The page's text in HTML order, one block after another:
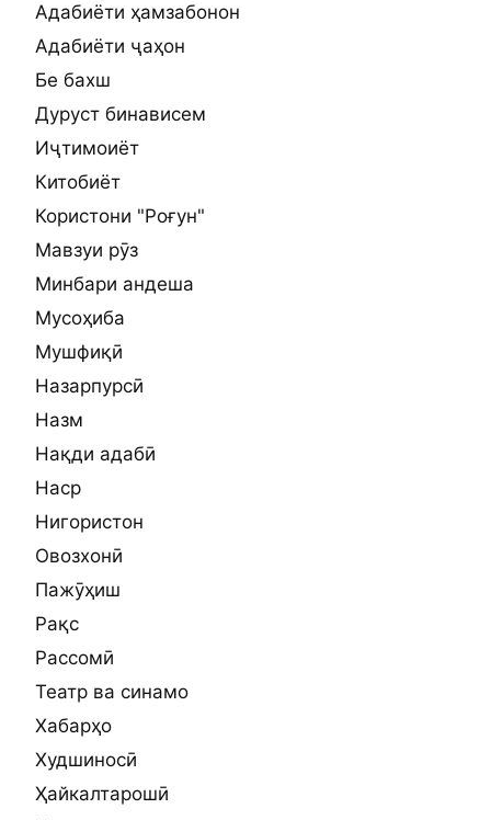
Адабиёти ҳамзабонон
Адабиёти ҷаҳон
Бе бахш
Дуруст бинависем
Иҷтимоиёт
Китобиёт
Користони "Роғун"
Мавзуи рӯз
Минбари андеша
Мусоҳиба
Мушфиқӣ
Назарпурсӣ
Назм
Нақди адабӣ
Наср
Нигористон
Овозхонӣ
Пажӯҳиш
Рақс
Рассомӣ
Театр ва синамо
Хабарҳо
Худшиносӣ
Ҳайкалтарошӣ